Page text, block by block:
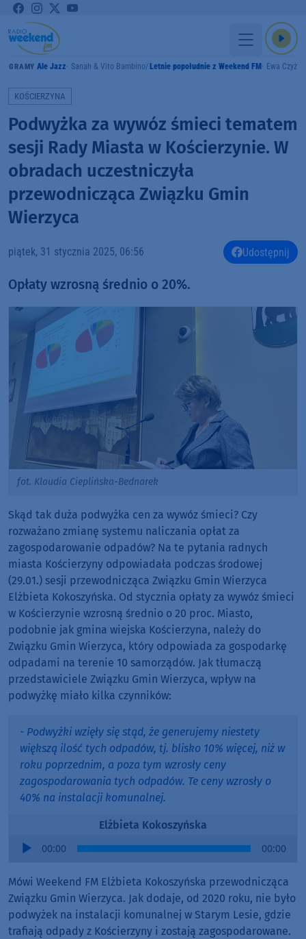
GRAMY Ale Jazz Sanah & Vito Bambino Letnie popołudnie z Weekend FM Ewa Czyż
KOŚCIERZYNA
Podwyżka za wywóz śmieci tematem
sesji Rady Miasta w Kościerzynie. W
obradach uczestniczyła
przewodnicząca Związku Gmin
Wierzyca
piątek, 31 stycznia 2025, 06:56 Udostępnij
Opłaty wzrosną średnio o 20%.
fot. Klaudia Cieplińska-Bednarek
Skąd tak duża podwyżka cen za wywóz śmieci? Czy
rozważano zmianę systemu naliczania opłat za
zagospodarowanie odpadów? Na te pytania radnych
miasta Kościerzyny odpowiadała podczas środowej
(29.01.) sesji przewodnicząca Związku Gmin Wierzyca
Elżbieta Kokoszyńska. Od stycznia opłaty za wywóz śmieci
w Kościerzynie wzrosną średnio o 20 proc. Miasto,
podobnie jak gmina wiejska Kościerzyna, należy do
Związku Gmin Wierzyca, który odpowiada za gospodarkę
odpadami na terenie 10 samorządów. Jak tłumaczą
przedstawiciele Związku Gmin Wierzyca, wpływ na
podwyżkę miało kilka czynników:
- Podwyżki wzięły się stąd, że generujemy niestety
większą ilość tych odpadów, tj. blisko 10% więcej, niż w
roku poprzednim, a poza tym wzrosły ceny
zagospodarowania tych odpadów. Te ceny wzrosły o
40% na instalacji komunalnej.
Elżbieta Kokoszyńska
Audio
00:00 00:00
Mówi Weekend FM Elżbieta Kokoszyńska przewodnicząca
Związku Gmin Wierzyca. Jak dodaje, od 2020 roku, nie było
podwyżek na instalacji komunalnej w Starym Lesie, gdzie
trafiają odpady z Kościerzyny i zostają zagospodarowane.